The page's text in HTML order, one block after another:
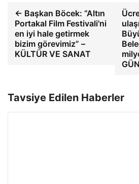
← Başkan Böcek: “Altın
Portakal Film Festivali'ni
en iyi hale getirmek
bizim görevimiz” –
KÜLTÜR VE SANAT
Tavsiye Edilen Haberler